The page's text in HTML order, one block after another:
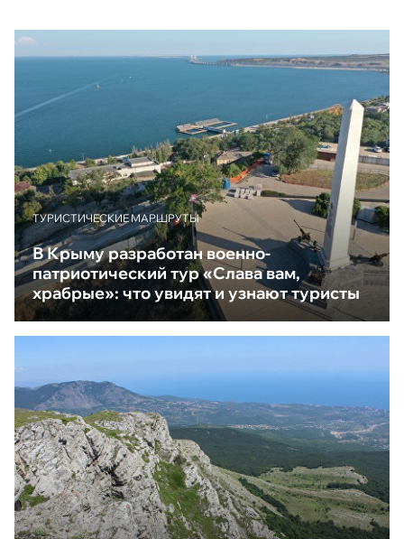
ТУРИСТИЧЕСКИЕ МАРШРУТЫ
В Крыму разработан военно-
патриотический тур «Слава вам,
храбрые»: что увидят и узнают туристы